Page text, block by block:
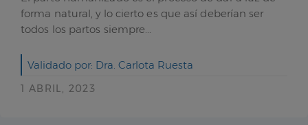
forma natural, y lo cierto es que así deberían ser
todos los partos siempre...
Validado por: Dra. Carlota Ruesta
1 ABRIL, 2023